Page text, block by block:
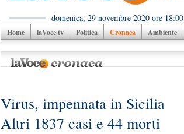
domenica, 29 novembre 2020 ore 18:00
Home laVoce tv Politica Cronaca Ambiente
Virus, impennata in Sicilia
Altri 1837 casi e 44 morti